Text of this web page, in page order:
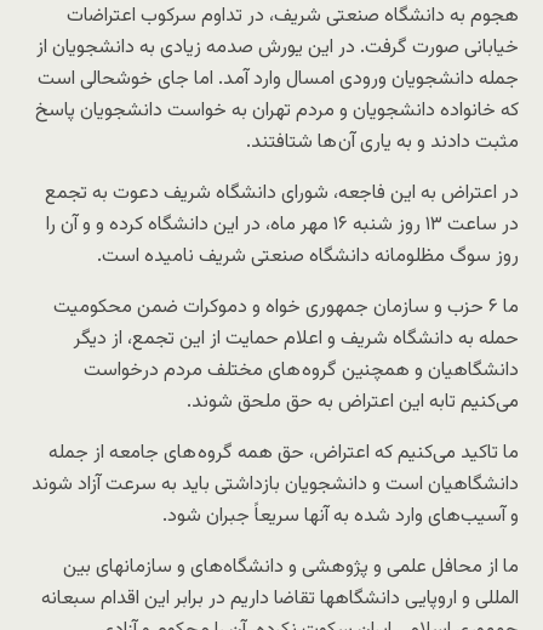
هجوم به دانشگاه صنعتی شریف، در تداوم سرکوب اعتراضات
خیابانی صورت گرفت. در این یورش صدمه زیادی به دانشجویان از
جمله دانشجویان ورودی امسال وارد آمد. اما جای خوشحالی است
که خانواده دانشجویان و مردم تهران به خواست دانشجویان پاسخ
مثبت دادند و به یاری آن ها شتافتند.
در اعتراض به این فاجعه، شورای دانشگاه شریف دعوت به تجمع
در ساعت ۱۳ روز شنبه ۱۶ مهر ماه، در این دانشگاه کرده و و آن را
روز سوگ مظلومانه دانشگاه صنعتی شریف نامیده است.
ما ۶ حزب و سازمان جمهوری خواه و دموکرات ضمن محکومیت
حمله به دانشگاه شریف و اعلام حمایت از این تجمع، از دیگر
دانشگاهیان و همچنین گروه های مختلف مردم درخواست
می‌کنیم تابه این اعتراض به حق ملحق شوند.
ما تاکید می‌کنیم که اعتراض، حق همه گروه های جامعه از جمله
دانشگاهیان است و دانشجویان بازداشتی باید به سرعت آزاد شوند
و آسیب‌های وارد شده به آنها سریعاً جبران شود.
ما از محافل علمی و پژوهشی و دانشگاه‌های و سازمانهای بین
المللی و اروپایی دانشگاهها تقاضا داریم در برابر این اقدام سبعانه